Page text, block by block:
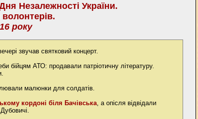
Незалежності України.
волонтерів.
року
звучав святковий концерт.
бійцям АТО: продавали патріотичну літературу.
малюнки для солдатів.
кордоні біля Бачівська, а опісля відвідали